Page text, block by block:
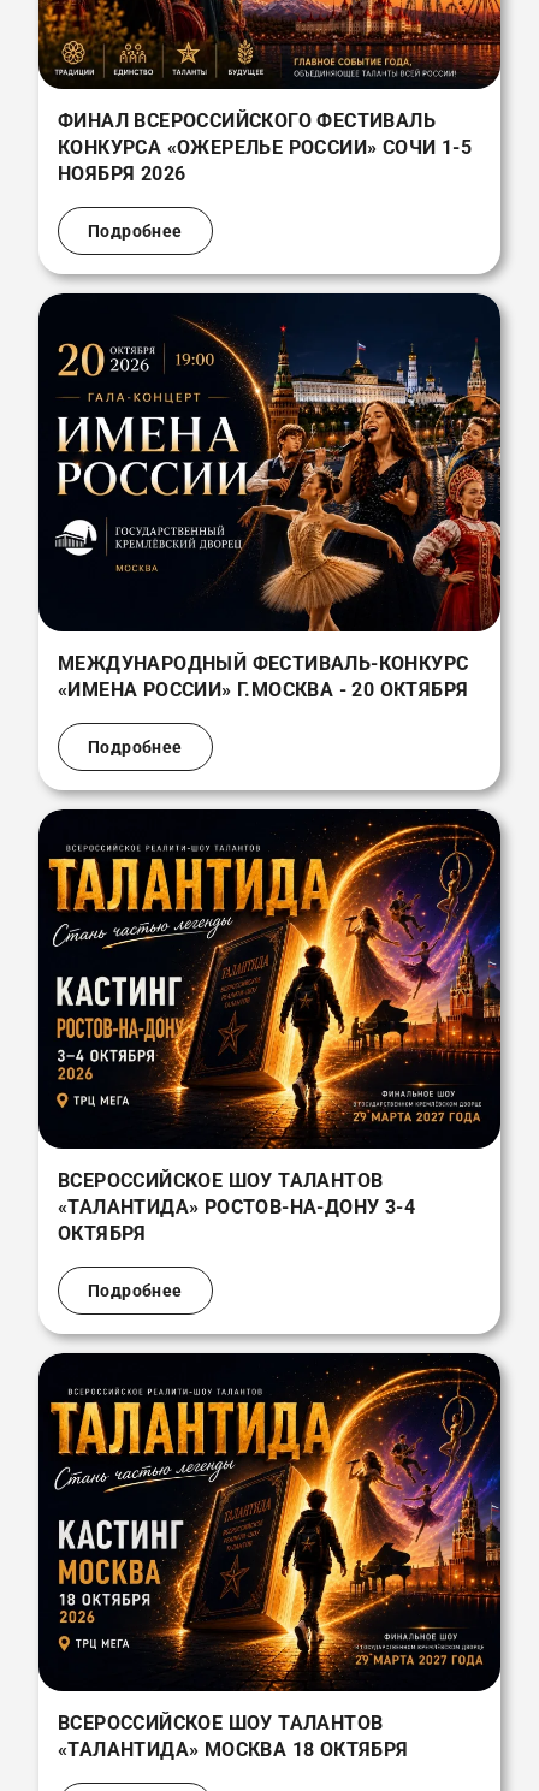
ФИНАЛ ВСЕРОССИЙСКОГО ФЕСТИВАЛЬ
КОНКУРСА «ОЖЕРЕЛЬЕ РОССИИ» СОЧИ 1-5
НОЯБРЯ 2026
Подробнее
МЕЖДУНАРОДНЫЙ ФЕСТИВАЛЬ-КОНКУРС
«ИМЕНА РОССИИ» Г.МОСКВА - 20 ОКТЯБРЯ
Подробнее
ВСЕРОССИЙСКОЕ ШОУ ТАЛАНТОВ
«ТАЛАНТИДА» РОСТОВ-НА-ДОНУ 3-4
ОКТЯБРЯ
Подробнее
ВСЕРОССИЙСКОЕ ШОУ ТАЛАНТОВ
«ТАЛАНТИДА» МОСКВА 18 ОКТЯБРЯ